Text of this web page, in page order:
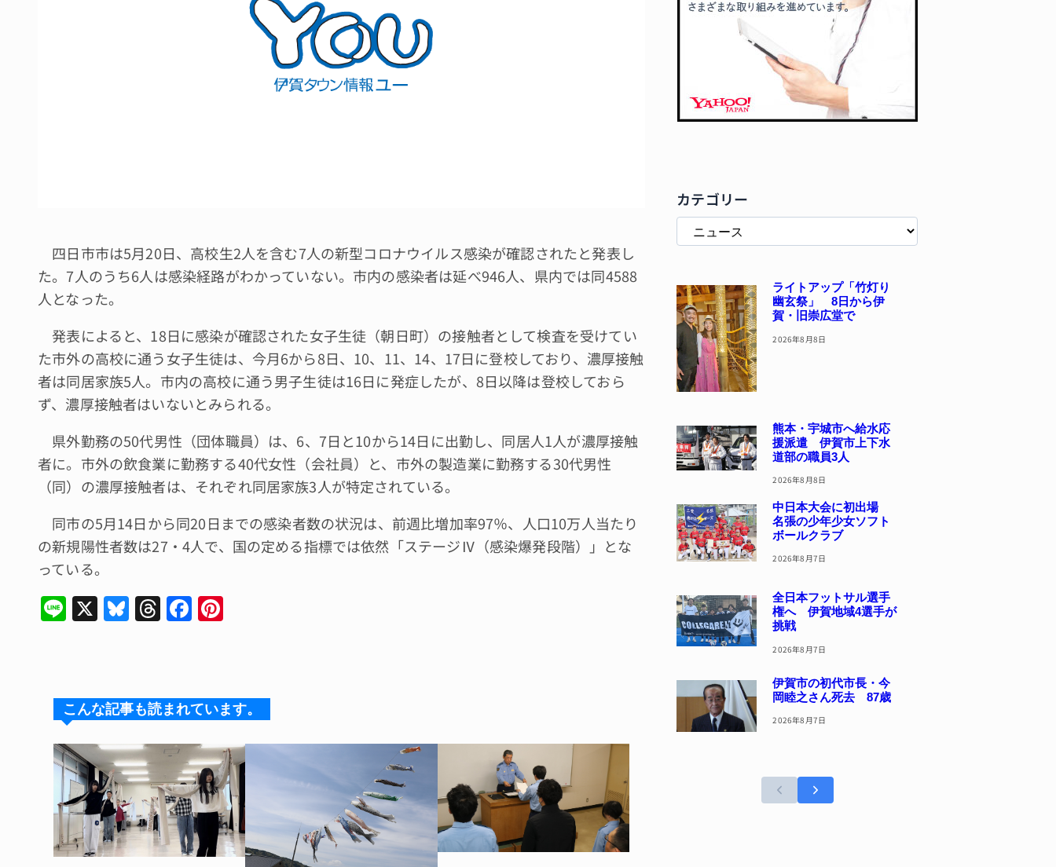
四日市市は5月20日、高校生2人を含む7人の新型コロナウイルス感染が確認されたと発表し
た。7人のうち6人は感染経路がわかっていない。市内の感染者は延べ946人、県内では同4588
人となった。
発表によると、18日に感染が確認された女子生徒（朝日町）の接触者として検査を受けてい
た市外の高校に通う女子生徒は、今月6から8日、10、11、14、17日に登校しており、濃厚接触
者は同居家族5人。市内の高校に通う男子生徒は16日に発症したが、8日以降は登校しておら
ず、濃厚接触者はいないとみられる。
県外勤務の50代男性（団体職員）は、6、7日と10から14日に出勤し、同居人1人が濃厚接触
者に。市外の飲食業に勤務する40代女性（会社員）と、市外の製造業に勤務する30代男性
（同）の濃厚接触者は、それぞれ同居家族3人が特定されている。
同市の5月14日から同20日までの感染者数の状況は、前週比増加率97％、人口10万人当たり
の新規陽性者数は27・4人で、国の定める指標では依然「ステージⅣ（感染爆発段階）」とな
っている。
Li
n
X Bl
u
k
y
T
hr
d
s
F
a
b
o
o
k
st
こんな記事も読まれています。
カテゴリー
ライトアップ「竹灯り
幽玄祭」 8日から伊
賀・旧崇広堂で
2026年8月8日
熊本・宇城市へ給水応
援派遣 伊賀市上下水
道部の職員3人
2026年8月8日
中日本大会に初出場
名張の少年少女ソフト
ボールクラブ
2026年8月7日
全日本フットサル選手
権へ 伊賀地域4選手が
挑戦
2026年8月7日
伊賀市の初代市長・今
岡睦之さん死去 87歳
2026年8月7日